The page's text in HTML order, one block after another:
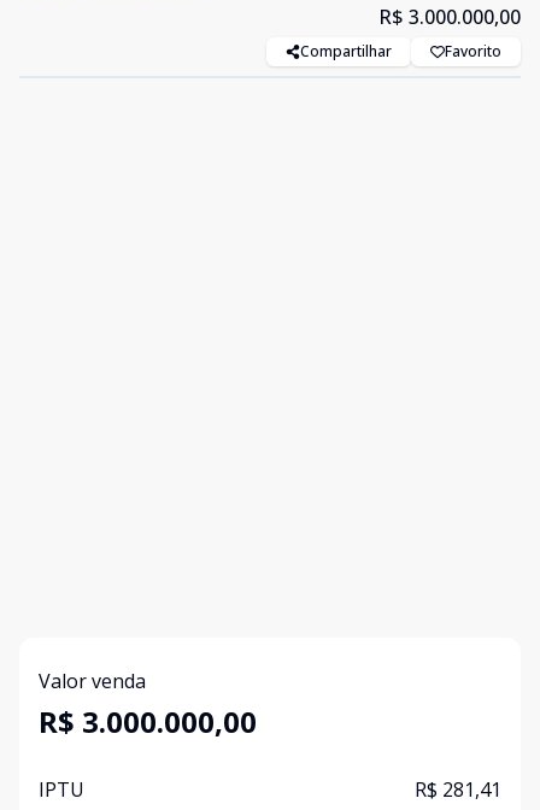
R$ 3.000.000,00
Compartilhar Favorito
Valor venda
R$ 3.000.000,00
IPTU R$ 281,41